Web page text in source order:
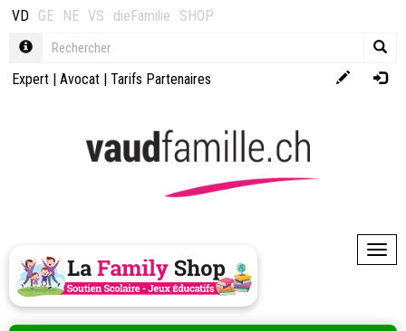
VD GE NE VS dieFamilie SHOP
Expert | Avocat | Tarifs Partenaires